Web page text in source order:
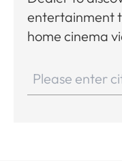
entertainment
home cinema